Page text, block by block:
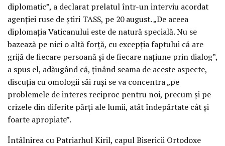
diplomatic”, a declarat prelatul într-un interviu acordat
agenției ruse de știri TASS, pe 20 august. „De aceea
diplomația Vaticanului este de natură specială. Nu se
bazează pe nici o altă forță, cu excepția faptului că are
grijă de fiecare persoană și de fiecare națiune prin dialog”,
a spus el, adăugând că, ținând seama de aceste aspecte,
discuția cu omologii săi ruși se va concentra „pe
problemele de interes reciproc pentru noi, precum și pe
crizele din diferite părți ale lumii, atât îndepărtate cât și
foarte apropiate”.
Întâlnirea cu Patriarhul Kiril, capul Bisericii Ortodoxe